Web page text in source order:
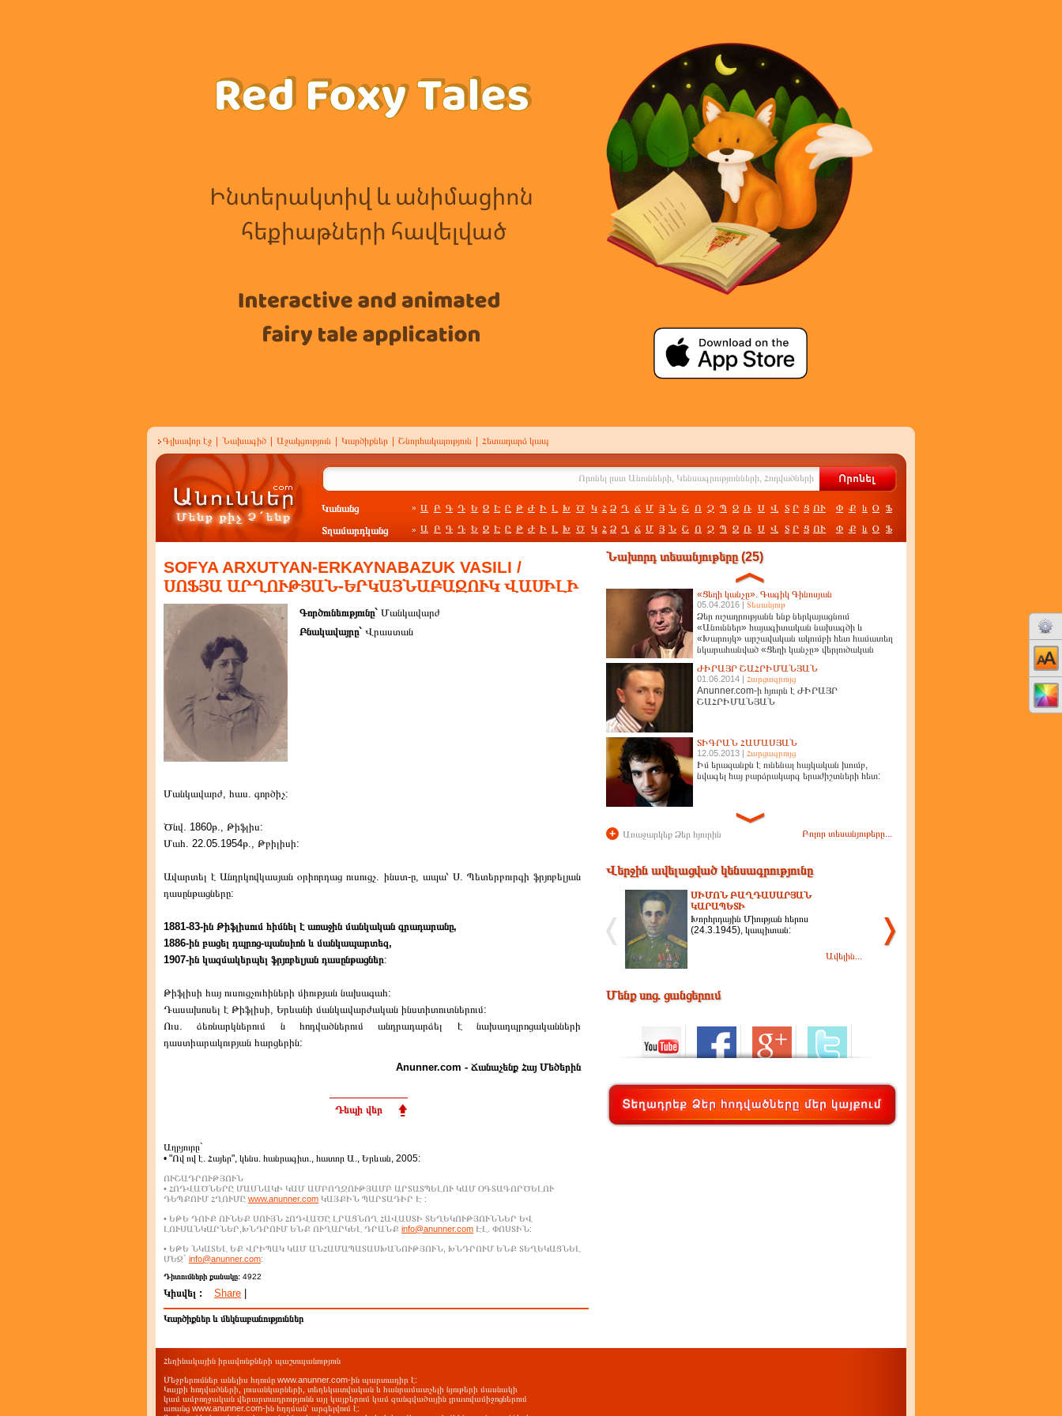
Գլխավոր էջ Նախագիծ Աջակցություն Կարծիքներ Շնորհակալություն Հետադարձ կապ
Կանանց » Ա Բ Գ Դ Ե Զ Է Ը Թ Ժ Ի Լ Խ Ծ Կ Հ Ձ Ղ Ճ Մ Յ Ն Շ Ո Չ Պ Ջ Ռ Ս Վ Տ Ր Ց ՈՒ Փ Ք և Օ Ֆ
Տղամարդկանց » Ա Բ Գ Դ Ե Զ Է Ը Թ Ժ Ի Լ Խ Ծ Կ Հ Ձ Ղ Ճ Մ Յ Ն Շ Ո Չ Պ Ջ Ռ Ս Վ Տ Ր Ց ՈՒ Փ Ք և Օ Ֆ
SOFYA ARXUTYAN-ERKAYNABAZUK VASILI /
ՍՈՖՅԱ ԱՐՂՈՒԹՅԱՆ-ԵՐԿԱՅՆԱԲԱԶՈՒԿ ՎԱՍԻԼԻ
Գործունեությունը` Մանկավարժ
Բնակավայրը` Վրաստան
Մանկավարժ, հաս. գործիչ:
Ծնվ. 1860թ., Թիֆլիս:
Մահ. 22.05.1954թ., Թբիլիսի:
Ավարտել է Անդրկովկասյան օրիորդաց ուսուցչ. ինստ-ը, ապա՝ Ս. Պետերբուրգի ֆրյոբելյան
դասընթացները:
1881-83-ին Թիֆլիսում հիմնել է առաջին մանկական գրադարանը,
1886-ին բացել դպրոց-պանսիոն և մանկապարտեզ,
1907-ին կազմակերպել ֆրյոբելյան դասընթացներ:
Թիֆլիսի հայ ուսուցչուհիների միության նախագահ:
Դասախոսել է Թիֆլիսի, Երևանի մանկավարժական ինստիտուտներում:
Ուս. ձեռնարկներում ն հոդվածներում անդրադարձել է նախադպրոցականների
դաստիարակության հարցերին:
Anunner.com - Ճանաչենք Հայ Մեծերին
Դեպի վեր
Աղբյուրը`
• "Ով ով է. Հայեր", կենս. հանրագիտ., հատոր Ա., Երևան, 2005:
ՈՒՇԱԴՐՈՒԹՅՈՒՆ
• ՀՈԴՎԱԾՆԵՐԸ ՄԱՍՆԱԿԻ ԿԱՄ ԱՄԲՈՂՋՈՒԹՅԱՄԲ ԱՐՏԱՏՊԵԼՈՒ ԿԱՄ ՕԳՏԱԳՈՐԾԵԼՈՒ
ԴԵՊՔՈՒՄ ՀՂՈՒՄԸ www.anunner.com ԿԱՅՔԻՆ ՊԱՐՏԱԴԻՐ Է :
• ԵԹԵ ԴՈՒՔ ՈՒՆԵՔ ՍՈՒՅՆ ՀՈԴՎԱԾԸ ԼՐԱՑՆՈՂ ՀԱՎԱՍՏԻ ՏԵՂԵԿՈՒԹՅՈՒՆՆԵՐ ԵՎ
ԼՈՒՍԱՆԿԱՐՆԵՐ,ԽՆԴՐՈՒՄ ԵՆՔ ՈՒՂԱՐԿԵԼ ԴՐԱՆՔ info@anunner.com ԷԼ. ՓՈՍՏԻՆ:
• ԵԹԵ ՆԿԱՏԵԼ ԵՔ ՎՐԻՊԱԿ ԿԱՄ ԱՆՀԱՄԱՊԱՏԱՍԽԱՆՈՒԹՅՈՒՆ, ԽՆԴՐՈՒՄ ԵՆՔ ՏԵՂԵԿԱՑՆԵԼ
ՄԵԶ` info@anunner.com:
Դիտումների քանակը: 4922
Կիսվել : Share
Կարծիքներ և մեկնաբանություններ
Նախորդ տեսանյութերը (25)
«Ցեղի կանչը». Գագիկ Գինոսյան
05.04.2016 | Տեսանյութ
Ձեր ուշադրությանն ենք ներկայացնում
«Անուններ» հայագիտական նախագծի և
«Խարույկ» արշավական ակումբի հետ համատեղ
նկարահանված «Ցեղի կանչը» վերլուծական
ԺԻՐԱՅՐ ՇԱՀՐԻՄԱՆՅԱՆ
01.06.2014 | Հարցազրույց
Anunner.com-ի հյուրն է ԺԻՐԱՅՐ
ՇԱՀՐԻՄԱՆՅԱՆ
ՏԻԳՐԱՆ ՀԱՄԱՍՅԱՆ
12.05.2013 | Հարցազրույց
Իմ երազանքն է ունենալ հայկական խումբ,
նվագել հայ բարձրակարգ երաժիշտների հետ:
+ Առաջարկեք Ձեր հյուրին Բոլոր տեսանյութերը...
Վերջին ավելացված կենսագրությունը
ՍԻՄՈՆ ԲԱՂԴԱՍԱՐՅԱՆ
ԿԱՐԱՊԵՏԻ
Խորհրդային Միության հերոս
(24.3.1945), կապիտան:
Ավելին...
Մենք սոց. ցանցերում
Հեղինակային իրավունքների պաշտպանություն
Մեջբերումներ անելիս հղումը www.anunner.com-ին պարտադիր է:
Կայքի հոդվածների, լուսանկարների, տեղեկատվական և հանրամատչելի նյութերի մասնակի
կամ ամբողջական վերարտադրությունն այլ կայքերում կամ զանգվածային լրատվամիջոցներում
առանց www.anunner.com-ին հղղման՝ արգելվում է: